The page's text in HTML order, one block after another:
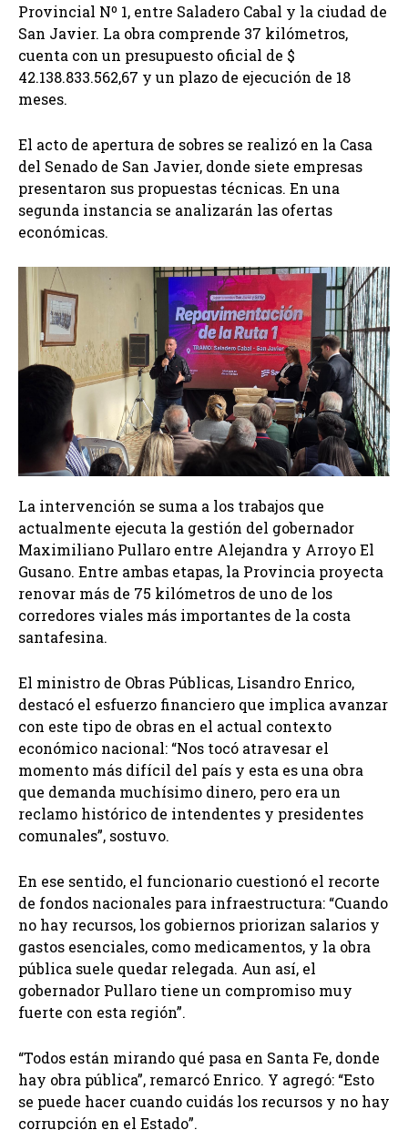
Provincial Nº 1, entre Saladero Cabal y la ciudad de
San Javier. La obra comprende 37 kilómetros,
cuenta con un presupuesto oficial de $
42.138.833.562,67 y un plazo de ejecución de 18
meses.
El acto de apertura de sobres se realizó en la Casa
del Senado de San Javier, donde siete empresas
presentaron sus propuestas técnicas. En una
segunda instancia se analizarán las ofertas
económicas.
La intervención se suma a los trabajos que
actualmente ejecuta la gestión del gobernador
Maximiliano Pullaro entre Alejandra y Arroyo El
Gusano. Entre ambas etapas, la Provincia proyecta
renovar más de 75 kilómetros de uno de los
corredores viales más importantes de la costa
santafesina.
El ministro de Obras Públicas, Lisandro Enrico,
destacó el esfuerzo financiero que implica avanzar
con este tipo de obras en el actual contexto
económico nacional: “Nos tocó atravesar el
momento más difícil del país y esta es una obra
que demanda muchísimo dinero, pero era un
reclamo histórico de intendentes y presidentes
comunales”, sostuvo.
En ese sentido, el funcionario cuestionó el recorte
de fondos nacionales para infraestructura: “Cuando
no hay recursos, los gobiernos priorizan salarios y
gastos esenciales, como medicamentos, y la obra
pública suele quedar relegada. Aun así, el
gobernador Pullaro tiene un compromiso muy
fuerte con esta región”.
“Todos están mirando qué pasa en Santa Fe, donde
hay obra pública”, remarcó Enrico. Y agregó: “Esto
se puede hacer cuando cuidás los recursos y no hay
corrupción en el Estado”.